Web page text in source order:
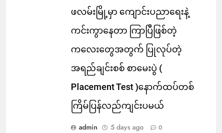
ဖလမ်းမြို့မှာ ကျောင်းပညာရေးနဲ့
ကင်းကွာနေတာ ကြာပြီဖြစ်တဲ့
ကလေးတွေအတွက် ပြုလုပ်တဲ့
အရည်ချင်းစစ် စာမေးပွဲ (
Placement Test )နောက်ထပ်တစ်
ကြိမ်ပြန်လည်ကျင်းပမယ်
admin 5 days ago 0